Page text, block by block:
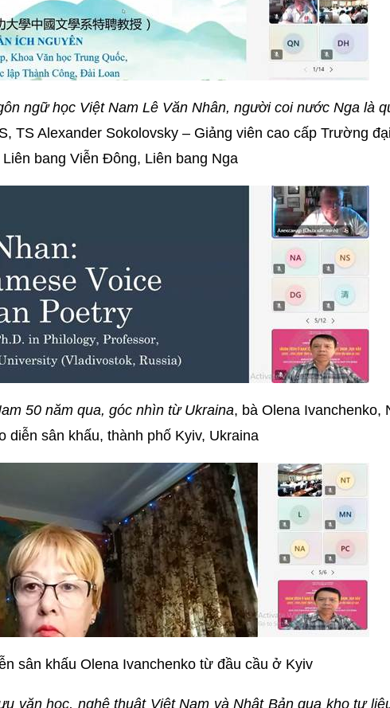
ngữ học Việt Nam Lê Văn Nhân, người coi nước Nga là
TS Alexander Sokolovsky – Giảng viên cao cấp Trường
Liên bang Viễn Đông, Liên bang Nga
50 năm qua, góc nhìn từ Ukraina, bà Olena Ivanchenko,
diễn sân khấu, thành phố Kyiv, Ukraina
sân khấu Olena Ivanchenko từ đầu cầu ở Kyiv
văn học, nghệ thuật Việt Nam và Nhật Bản qua kho tư